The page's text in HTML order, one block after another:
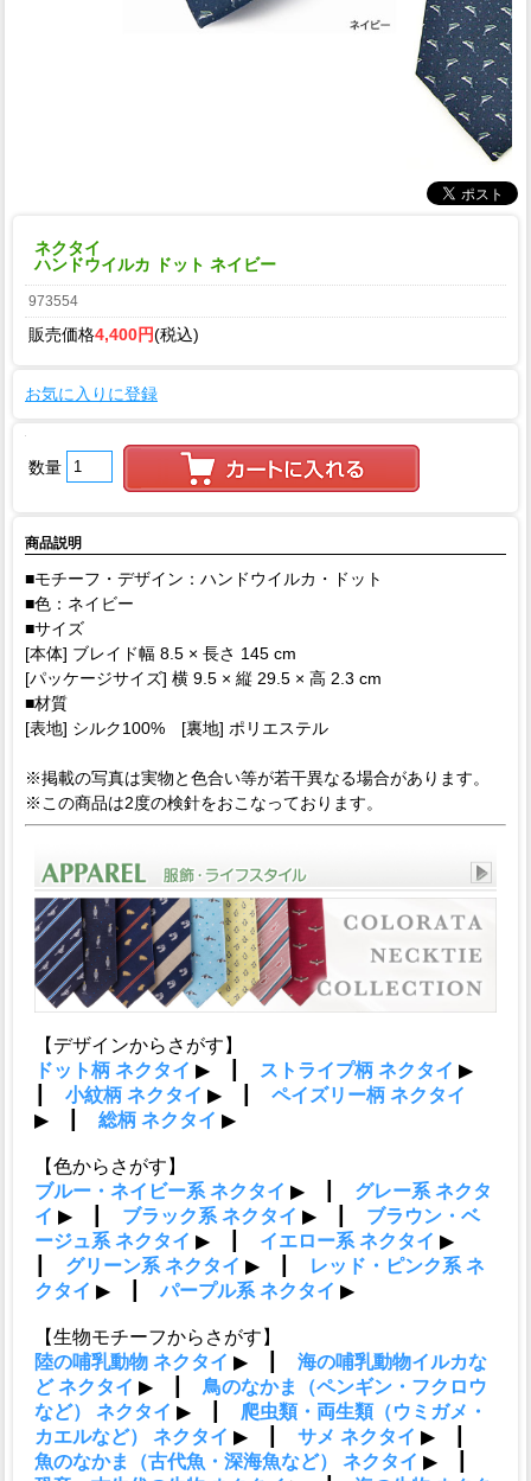
ネクタイ
ハンドウイルカ ドット ネイビー
973554
販売価格4,400円(税込)
お気に入りに登録
数量
商品説明
■モチーフ・デザイン：ハンドウイルカ・ドット
■色：ネイビー
■サイズ
[本体] ブレイド幅 8.5 × 長さ 145 cm
[パッケージサイズ] 横 9.5 × 縦 29.5 × 高 2.3 cm
■材質
[表地] シルク100% [裏地] ポリエステル
※掲載の写真は実物と色合い等が若干異なる場合があります。
※この商品は2度の検針をおこなっております。